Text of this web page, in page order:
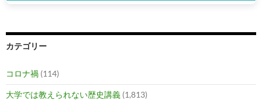
カテゴリー
コロナ禍 (114)
大学では教えられない歴史講義 (1,813)